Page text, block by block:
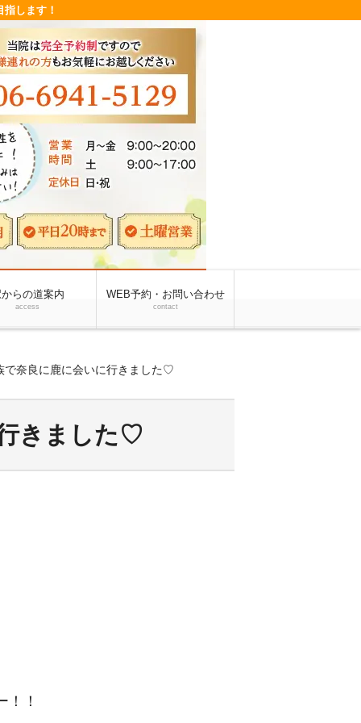
します！
らの道案内
access
WEB予約・お問い合わせ
contact
で奈良に鹿に会いに行きました♡
きました♡
！